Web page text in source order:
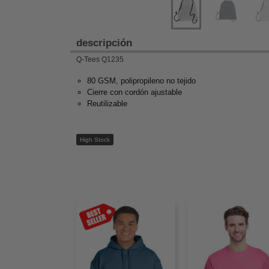
descripción
Q-Tees Q1235
80 GSM, polipropileno no tejido
Cierre con cordón ajustable
Reutilizable
High Stock